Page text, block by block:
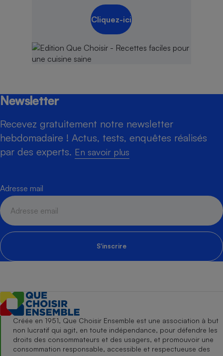
Cliquez-ici
Newsletter
Recevez gratuitement notre newsletter
hebdomadaire ! Actus, tests, enquêtes réalisés
par des experts. En savoir plus
Adresse mail
S'inscrire
Créée en 1951, Que Choisir Ensemble est une association à but
non lucratif qui agit, en toute indépendance, pour défendre les
droits des consommateurs et des usagers, et promouvoir une
consommation responsable, accessible et respectueuse des